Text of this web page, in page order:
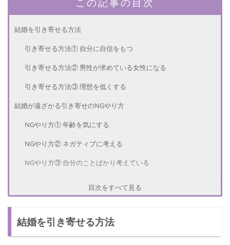
結婚を引き寄せる方法
引き寄せる方法① 自分に自信をもつ
引き寄せる方法② 男性が求めている女性になる
引き寄せる方法③ 理想を低くする
結婚が遠ざかる引き寄せのNGやり方
NGやり方① 年齢を気にする
NGやり方② ネガティブに考える
NGやり方③ 自分のことばかり考えている
自分を変える努力をする
自分からアプローチをする
目次をすべて見る
結婚を引き寄せる方法